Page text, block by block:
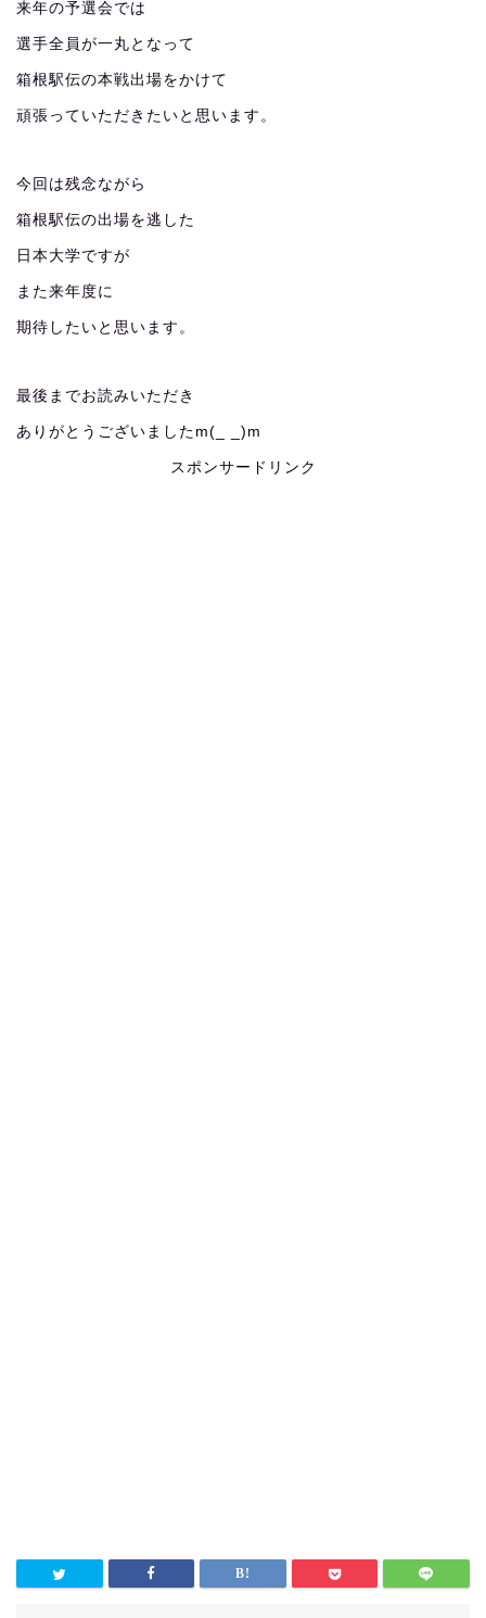
来年の予選会では
選手全員が一丸となって
箱根駅伝の本戦出場をかけて
頑張っていただきたいと思います。
今回は残念ながら
箱根駅伝の出場を逃した
日本大学ですが
また来年度に
期待したいと思います。
最後までお読みいただき
ありがとうございましたm(_ _)m
スポンサードリンク